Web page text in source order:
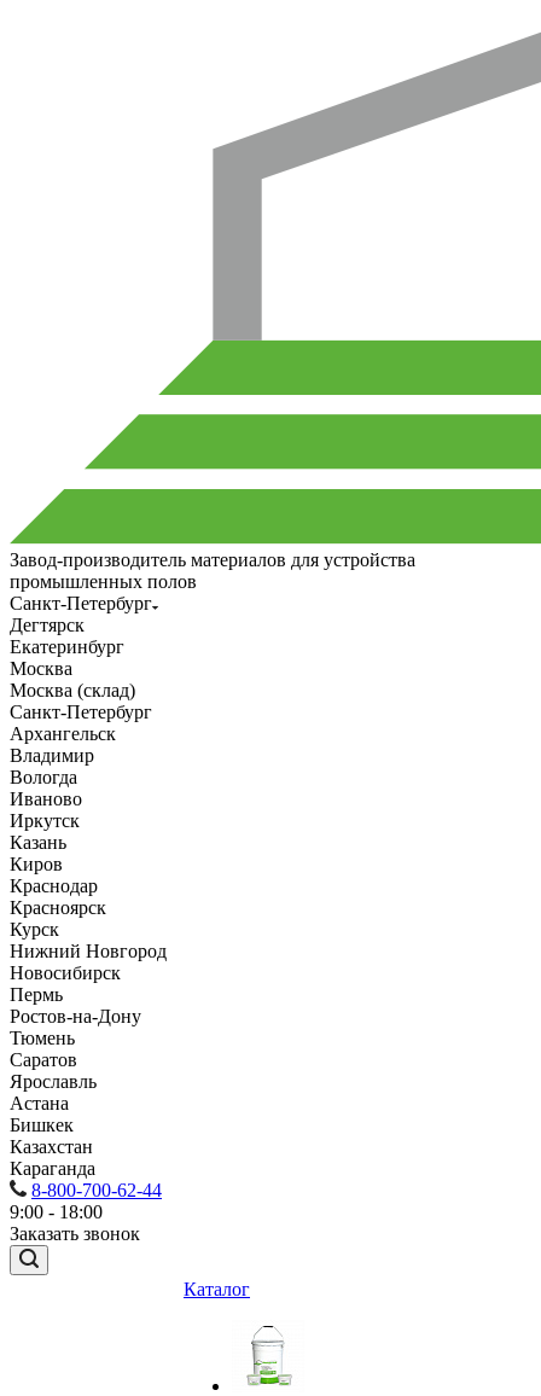
Завод-производитель материалов для устройства
промышленных полов
Санкт-Петербург
Дегтярск
Екатеринбург
Москва
Москва (склад)
Санкт-Петербург
Архангельск
Владимир
Вологда
Иваново
Иркутск
Казань
Киров
Краснодар
Красноярск
Курск
Нижний Новгород
Новосибирск
Пермь
Ростов-на-Дону
Тюмень
Саратов
Ярославль
Астана
Бишкек
Казахстан
Караганда
8-800-700-62-44
9:00 - 18:00
Заказать звонок
Каталог